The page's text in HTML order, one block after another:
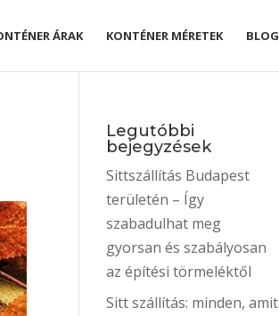
ÁRAK KONTÉNER MÉRETEK BLOG
Legutóbbi
bejegyzések
Sittszállítás Budapest
területén – Így
szabadulhat meg
gyorsan és szabályosan
az építési törmeléktől
Sitt szállítás: minden, amit